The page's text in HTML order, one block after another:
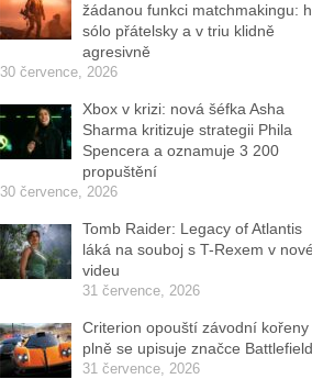
žádanou funkci matchmakingu:
sólo přátelsky a v triu klidně
agresivně
30 července, 2026
Xbox v krizi: nová šéfka Asha
Sharma kritizuje strategii Phila
Spencera a oznamuje 3 200
propuštění
30 července, 2026
Tomb Raider: Legacy of Atlantis
láká na souboj s T-Rexem v
videu
31 července, 2026
Criterion opouští závodní kořeny
plně se upisuje značce Battlefield
31 července, 2026